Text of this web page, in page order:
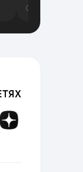
06.08.2026